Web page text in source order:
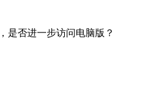
是否进一步访问电脑版？